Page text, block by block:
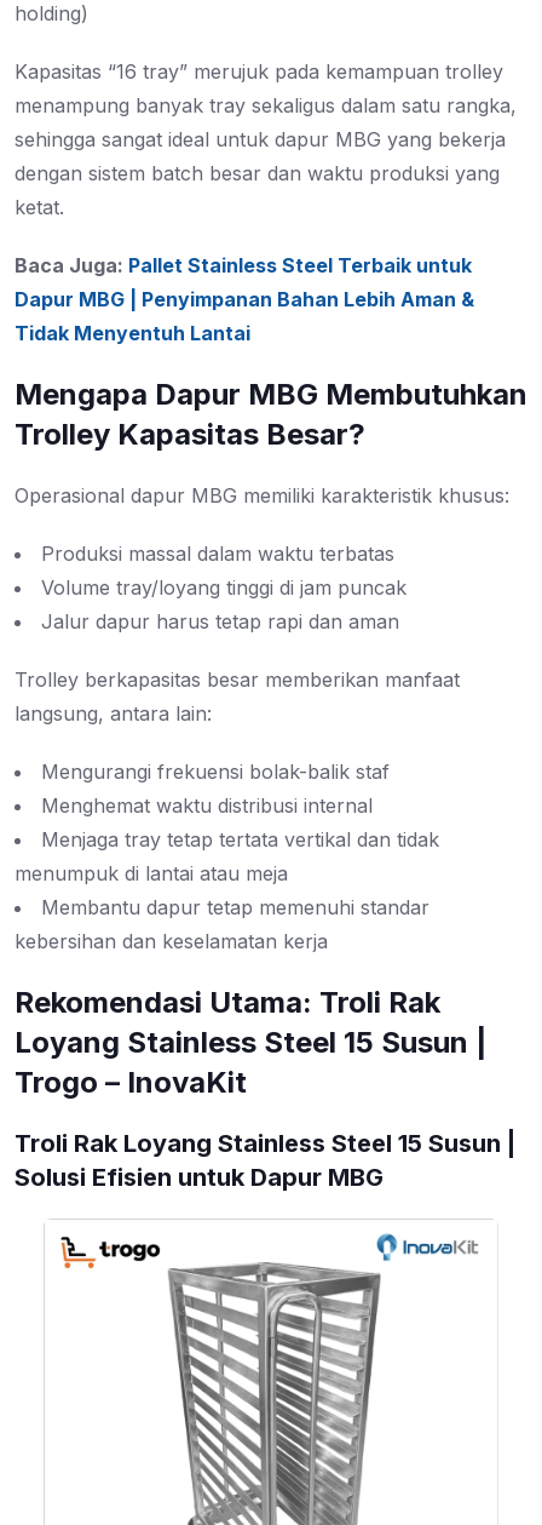
holding)
Kapasitas “16 tray” merujuk pada kemampuan trolley
menampung banyak tray sekaligus dalam satu rangka,
sehingga sangat ideal untuk dapur MBG yang bekerja
dengan sistem batch besar dan waktu produksi yang
ketat.
Baca Juga: Pallet Stainless Steel Terbaik untuk
Dapur MBG | Penyimpanan Bahan Lebih Aman &
Tidak Menyentuh Lantai
Mengapa Dapur MBG Membutuhkan
Trolley Kapasitas Besar?
Operasional dapur MBG memiliki karakteristik khusus:
Produksi massal dalam waktu terbatas
Volume tray/loyang tinggi di jam puncak
Jalur dapur harus tetap rapi dan aman
Trolley berkapasitas besar memberikan manfaat
langsung, antara lain:
Mengurangi frekuensi bolak-balik staf
Menghemat waktu distribusi internal
Menjaga tray tetap tertata vertikal dan tidak
menumpuk di lantai atau meja
Membantu dapur tetap memenuhi standar
kebersihan dan keselamatan kerja
Rekomendasi Utama: Troli Rak
Loyang Stainless Steel 15 Susun |
Trogo – InovaKit
Troli Rak Loyang Stainless Steel 15 Susun |
Solusi Efisien untuk Dapur MBG